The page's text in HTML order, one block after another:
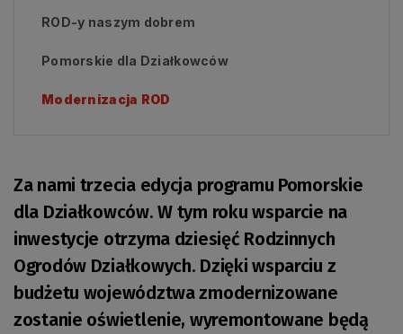
ROD-y naszym dobrem
Pomorskie dla Działkowców
Modernizacja ROD
Za nami trzecia edycja programu Pomorskie
dla Działkowców. W tym roku wsparcie na
inwestycje otrzyma dziesięć Rodzinnych
Ogrodów Działkowych. Dzięki wsparciu z
budżetu województwa zmodernizowane
zostanie oświetlenie, wyremontowane będą